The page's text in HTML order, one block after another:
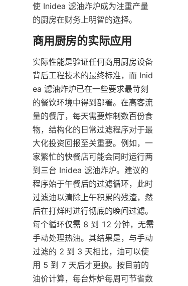
使 Inidea 滤油炸炉成为注重产量
的厨房在财务上明智的选择。
实际性能是验证任何商用厨房设备
背后工程技术的最终标准，而 Inid
ea 滤油炸炉已在一些要求最苛刻
的餐饮环境中得到部署。在高客流
量的餐厅，每天需要炸制数百份食
物，结构化的日常过滤程序对于最
大化投资回报至关重要。例如，一
家繁忙的快餐店可能会同时运行两
到三台 Inidea 滤油炸炉。建议的
程序始于午餐后的过滤循环，此时
过滤油以清除上午积累的残渣，然
后在打烊时进行彻底的晚间过滤。
每个循环仅需 8 到 12 分钟，无需
手动处理热油。其结果是，与手动
过滤的 2 到 3 天相比，油可以使
用 5 到 7 天后才更换。按目前的
油价计算，每台炸炉每周可节省数